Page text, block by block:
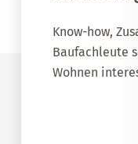
Know-how,
Baufachleute
Wohnen